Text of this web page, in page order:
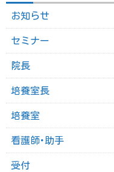
お知らせ
セミナー
院長
培養室長
培養室
看護師･助手
受付